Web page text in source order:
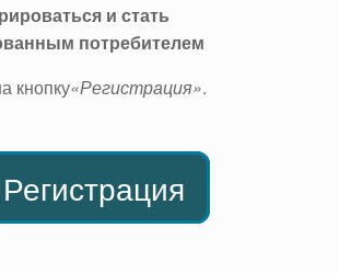
и стать
потребителем
кнопку«Регистрация».
Регистрация